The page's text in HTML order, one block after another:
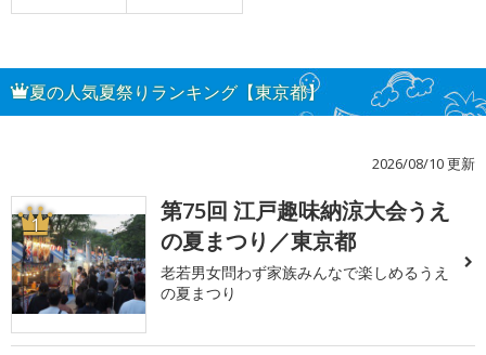
夏の人気夏祭りランキング【東京都】
2026/08/10 更新
1
第75回 江戸趣味納涼大会うえ
の夏まつり／東京都
老若男女問わず家族みんなで楽しめるうえ
の夏まつり